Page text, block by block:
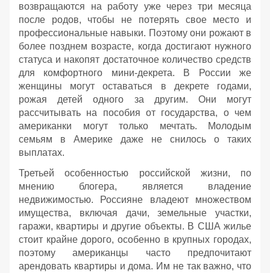
возвращаются на работу уже через три месяца
после родов, чтобы не потерять свое место и
профессиональные навыки. Поэтому они рожают в
более позднем возрасте, когда достигают нужного
статуса и накопят достаточное количество средств
для комфортного мини-декрета. В России же
женщины могут оставаться в декрете годами,
рожая детей одного за другим. Они могут
рассчитывать на пособия от государства, о чем
американки могут только мечтать. Молодым
семьям в Америке даже не снилось о таких
выплатах.
Третьей особенностью российской жизни, по
мнению блогера, является владение
недвижимостью. Россияне владеют множеством
имущества, включая дачи, земельные участки,
гаражи, квартиры и другие объекты. В США жилье
стоит крайне дорого, особенно в крупных городах,
поэтому американцы часто предпочитают
арендовать квартиры и дома. Им не так важно, что